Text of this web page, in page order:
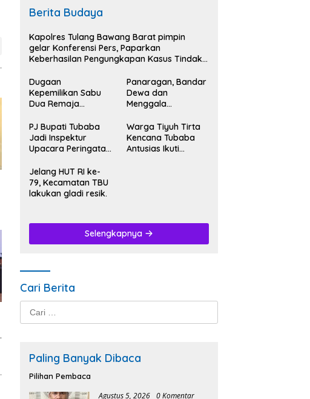
Berita Budaya
Kapolres Tulang Bawang Barat pimpin
gelar Konferensi Pers, Paparkan
Keberhasilan Pengungkapan Kasus Tindak
Dugaan
Kepemilikan Sabu
Dua Remaja
Satresnarkoba
Polres Tubaba.
Panaragan, Bandar
Dewa dan
Menggala
Kibarkan Semangat
Kemerdekaan HUT
RI Ke-79.
PJ Bupati Tubaba
Jadi Inspektur
Upacara Peringatan
Warga Tiyuh Tirta
Kencana Tubaba
Antusias Ikuti
Jelang HUT RI ke-
79, Kecamatan TBU
lakukan gladi resik.
Selengkapnya
Cari Berita
Cari
untuk:
Paling Banyak Dibaca
Pilihan Pembaca
Agustus 5, 2026 0 Komentar